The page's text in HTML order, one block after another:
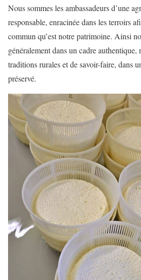
Nous sommes les ambassadeurs d’une
responsable, enracinée dans les terroirs
commun qu’est notre patrimoine. Ainsi
généralement dans un cadre authentique,
traditions rurales et de savoir-faire, dans
préservé.